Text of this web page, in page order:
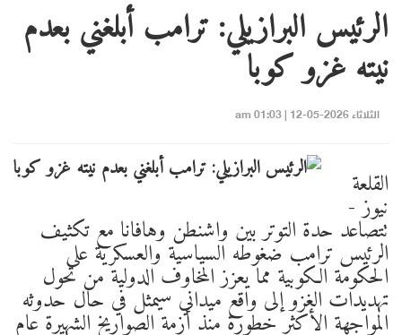
الرئيس البرازيلي: ترامب أبلغني بعدم
نيته غزو كوبا
الثلاثاء 2026-05-12 | 01:03 am
القلعة
نيوز -
تتصاعد حدة التوتر بين واشنطن وهافانا مع تكثيف
الرئيس ترامب ضغوطه السياسية والعسكرية على
الحكومة الكوبية مما يعزز المخاوف الدولية من تحول
تهديدات الغزو إلى واقع ميداني سيمثل في حال حدوثه
المواجهة الأكثر خطورة منذ أزمة الصواريخ الشهيرة عام